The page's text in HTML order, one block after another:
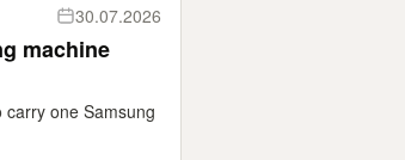
30.07.2026
machine
one Samsung